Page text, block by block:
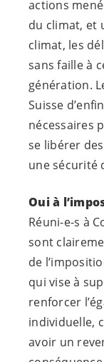
actions
du climat, et
climat, les
sans faille à
génération.
Suisse
nécessaires
se libérer
une sécurité
Oui à
Réuni-e-s à
sont
de
qui vise à
renforcer
individuelle,
avoir un